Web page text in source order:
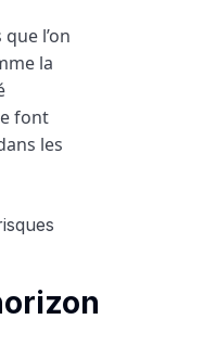
l’on
la
font
les